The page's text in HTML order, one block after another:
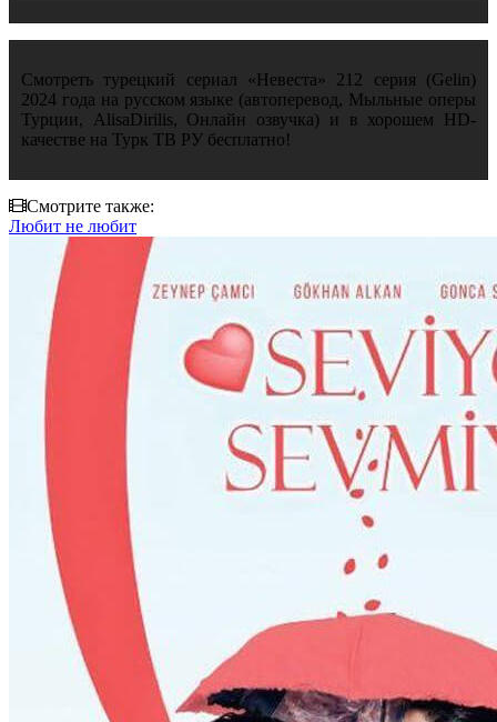
Смотреть турецкий сериал «Невеста» 212 серия (Gelin)
2024 года на русском языке (автоперевод, Мыльные оперы
Турции, AlisaDirilis, Онлайн озвучка) и в хорошем HD-
качестве на Турк ТВ РУ бесплатно!
Смотрите также:
Любит не любит